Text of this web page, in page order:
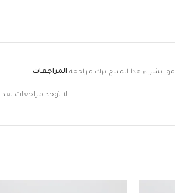
المراجعات
لا توجد مراجعات بعد.
بشراء هذا المنتج ترك مراجعة.